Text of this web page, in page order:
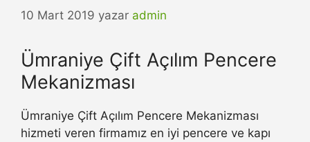
10 Mart 2019 yazar admin
Ümraniye Çift Açılım Pencere
Mekanizması
Ümraniye Çift Açılım Pencere Mekanizması
hizmeti veren firmamız en iyi pencere ve kapı